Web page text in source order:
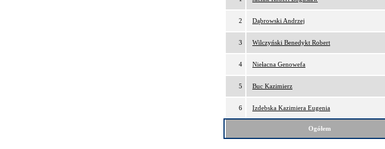
2 Dąbrowski Andrzej
3 Wilczyński Benedykt Robert
4 Niełacna Genowefa
5 Buc Kazimierz
6 Izdebska Kazimiera Eugenia
Ogółem